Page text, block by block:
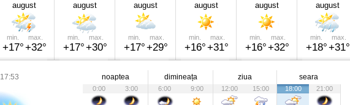
august
min.
+17°
max.
+32°
august
min.
+17°
max.
+30°
august
min.
+17°
max.
+29°
august
min.
+16°
max.
+31°
august
min.
+16°
max.
+32°
august
min.
+18°
max.
+31°
noaptea dimineața ziua seara
0:00 3:00 6:00 9:00 12:00 15:00 18:00 21:00